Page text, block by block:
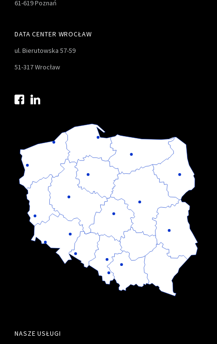
61-619 Poznań
DATA CENTER WROCŁAW
ul. Bierutowska 57-59
51-317 Wrocław
NASZE USŁUGI